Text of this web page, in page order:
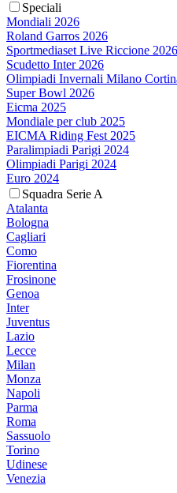
Speciali
Mondiali 2026
Roland Garros 2026
Sportmediaset Live Riccione 2026
Scudetto Inter 2026
Olimpiadi Invernali Milano
Super Bowl 2026
Eicma 2025
Mondiale per club 2025
EICMA Riding Fest 2025
Paralimpiadi Parigi 2024
Olimpiadi Parigi 2024
Euro 2024
Squadra Serie A
Atalanta
Bologna
Cagliari
Como
Fiorentina
Frosinone
Genoa
Inter
Juventus
Lazio
Lecce
Milan
Monza
Napoli
Parma
Roma
Sassuolo
Torino
Udinese
Venezia